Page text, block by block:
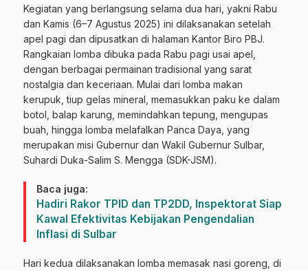
Kegiatan yang berlangsung selama dua hari, yakni Rabu
dan Kamis (6–7 Agustus 2025) ini dilaksanakan setelah
apel pagi dan dipusatkan di halaman Kantor Biro PBJ.
Rangkaian lomba dibuka pada Rabu pagi usai apel,
dengan berbagai permainan tradisional yang sarat
nostalgia dan keceriaan. Mulai dari lomba makan
kerupuk, tiup gelas mineral, memasukkan paku ke dalam
botol, balap karung, memindahkan tepung, mengupas
buah, hingga lomba melafalkan Panca Daya, yang
merupakan misi Gubernur dan Wakil Gubernur Sulbar,
Suhardi Duka-Salim S. Mengga (SDK-JSM).
Baca juga:
Hadiri Rakor TPID dan TP2DD, Inspektorat Siap
Kawal Efektivitas Kebijakan Pengendalian
Inflasi di Sulbar
Hari kedua dilaksanakan lomba memasak nasi goreng, di